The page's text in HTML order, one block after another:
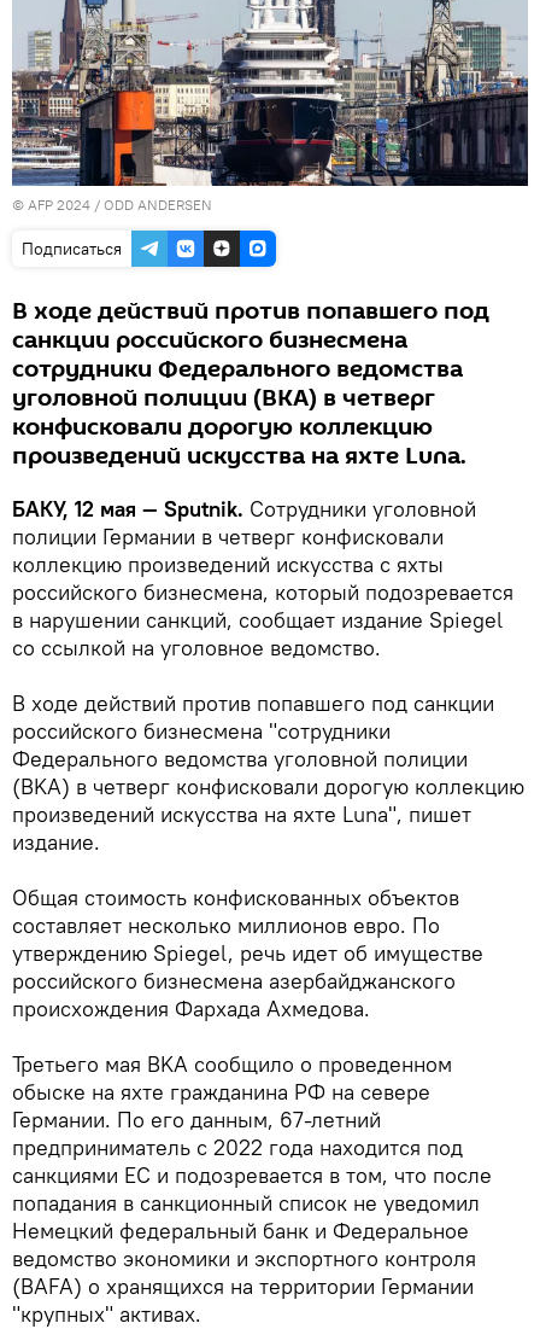
© AFP 2024 / ODD ANDERSEN
Подписаться
В ходе действий против попавшего под
санкции российского бизнесмена
сотрудники Федерального ведомства
уголовной полиции (BKA) в четверг
конфисковали дорогую коллекцию
произведений искусства на яхте Luna.
БАКУ, 12 мая — Sputnik. Сотрудники уголовной
полиции Германии в четверг конфисковали
коллекцию произведений искусства с яхты
российского бизнесмена, который подозревается
в нарушении санкций, сообщает издание Spiegel
со ссылкой на уголовное ведомство.
В ходе действий против попавшего под санкции
российского бизнесмена "сотрудники
Федерального ведомства уголовной полиции
(BKA) в четверг конфисковали дорогую коллекцию
произведений искусства на яхте Luna", пишет
издание.
Общая стоимость конфискованных объектов
составляет несколько миллионов евро. По
утверждению Spiegel, речь идет об имуществе
российского бизнесмена азербайджанского
происхождения Фархада Ахмедова.
Третьего мая BKA сообщило о проведенном
обыске на яхте гражданина РФ на севере
Германии. По его данным, 67-летний
предприниматель с 2022 года находится под
санкциями ЕС и подозревается в том, что после
попадания в санкционный список не уведомил
Немецкий федеральный банк и Федеральное
ведомство экономики и экспортного контроля
(BAFA) о хранящихся на территории Германии
"крупных" активах.